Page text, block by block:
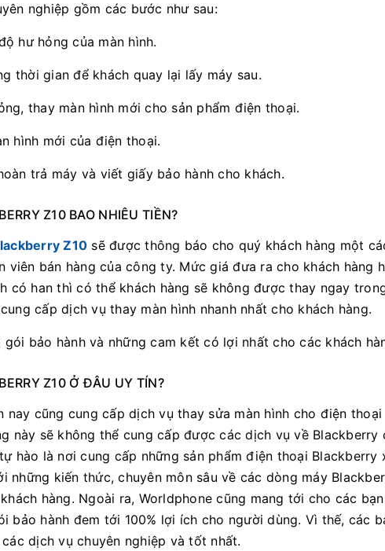
nghiệp gồm các bước như sau:
hư hỏng của màn hình.
thời gian để khách quay lại lấy máy sau.
thay màn hình mới cho sản phẩm điện thoại.
hình mới của điện thoại.
trả máy và viết giấy bảo hành cho khách.
Z10 BAO NHIÊU TIỀN?
Z10 sẽ được thông báo cho quý khách hàng một
viên bán hàng của công ty. Mức giá đưa ra cho khách hàng
có han thì có thể khách hàng sẽ không được thay ngay
cấp dịch vụ thay màn hình nhanh nhất cho khách hàng.
bảo hành và những cam kết có lợi nhất cho các khách
Z10 Ở ĐÂU UY TÍN?
nay cũng cung cấp dịch vụ thay sửa màn hình cho điện thoại
này sẽ không thể cung cấp được các dịch vụ về Blackberry
hào là nơi cung cấp những sản phẩm điện thoại Blackberry
những kiến thức, chuyên môn sâu về các dòng máy
hàng. Ngoài ra, Worldphone cũng mang tới cho các
bảo hành đem tới 100% lợi ích cho người dùng. Vì thế, các
dịch vụ chuyên nghiệp và tốt nhất.